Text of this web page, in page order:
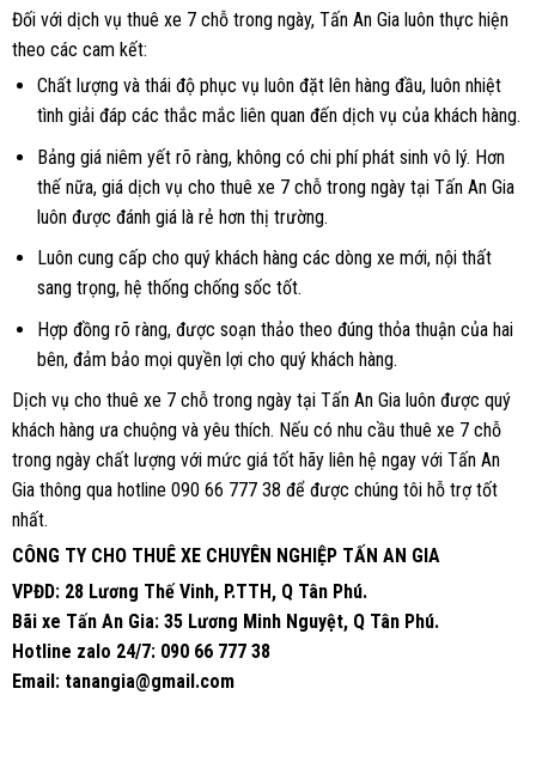
Đối với dịch vụ thuê xe 7 chỗ trong ngày, Tấn An Gia luôn thực hiện
theo các cam kết:
Chất lượng và thái độ phục vụ luôn đặt lên hàng đầu, luôn nhiệt
tình giải đáp các thắc mắc liên quan đến dịch vụ của khách hàng.
Bảng giá niêm yết rõ ràng, không có chi phí phát sinh vô lý. Hơn
thế nữa, giá dịch vụ cho thuê xe 7 chỗ trong ngày tại Tấn An Gia
luôn được đánh giá là rẻ hơn thị trường.
Luôn cung cấp cho quý khách hàng các dòng xe mới, nội thất
sang trọng, hệ thống chống sốc tốt.
Hợp đồng rõ ràng, được soạn thảo theo đúng thỏa thuận của hai
bên, đảm bảo mọi quyền lợi cho quý khách hàng.
Dịch vụ cho thuê xe 7 chỗ trong ngày tại Tấn An Gia luôn được quý
khách hàng ưa chuộng và yêu thích. Nếu có nhu cầu thuê xe 7 chỗ
trong ngày chất lượng với mức giá tốt hãy liên hệ ngay với Tấn An
Gia thông qua hotline 090 66 777 38 để được chúng tôi hỗ trợ tốt
nhất.
CÔNG TY CHO THUÊ XE CHUYÊN NGHIỆP TẤN AN GIA
VPĐD: 28 Lương Thế Vinh, P.TTH, Q Tân Phú.
Bãi xe Tấn An Gia: 35 Lương Minh Nguyệt, Q Tân Phú.
Hotline zalo 24/7: 090 66 777 38
Email: tanangia@gmail.com